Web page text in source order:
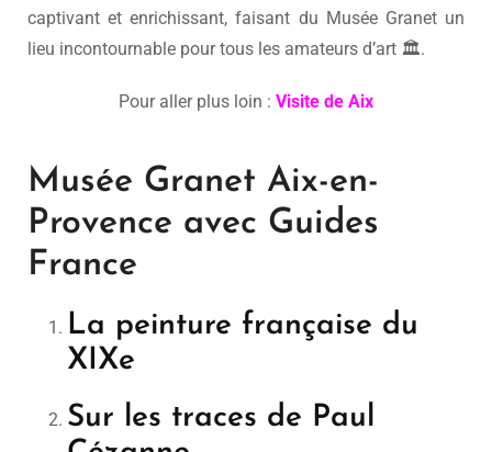
captivant et enrichissant, faisant du Musée Granet un
lieu incontournable pour tous les amateurs d’art 🏛️.
Pour aller plus loin : Visite de Aix
Musée Granet Aix-en-
Provence avec Guides
France
La peinture française du
XIXe
Sur les traces de Paul